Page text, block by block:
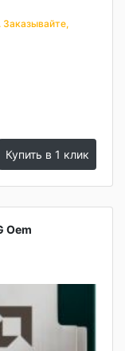
Купить в 1 клик
Oem